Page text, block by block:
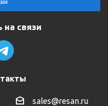
на связи
sales@resan.ru